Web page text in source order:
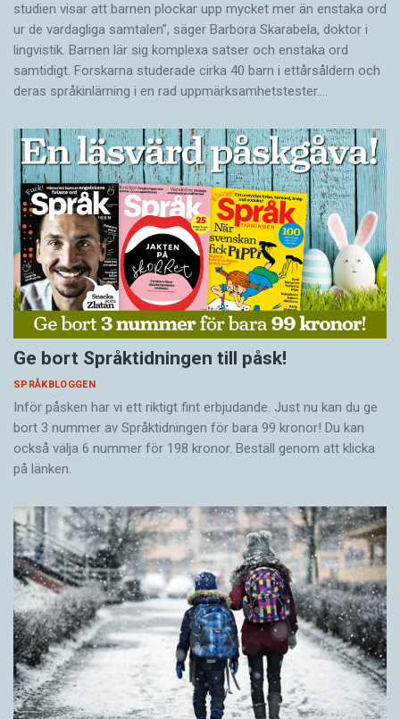
studien visar att barnen plockar upp mycket mer än enstaka ord
ur de vardagliga samtalen”, säger Barbora Skarabela, doktor i
lingvistik. Barnen lär sig komplexa satser och enstaka ord
samtidigt. Forskarna studerade cirka 40 barn i ettårsåldern och
deras språkinlärning i en rad uppmärksamhetstester.…
Ge bort Språktidningen till påsk!
SPRÅKBLOGGEN
Inför påsken har vi ett riktigt fint erbjudande. Just nu kan du ge
bort 3 nummer av Språktidningen för bara 99 kronor! Du kan
också välja 6 nummer för 198 kronor. Beställ genom att klicka
på länken.